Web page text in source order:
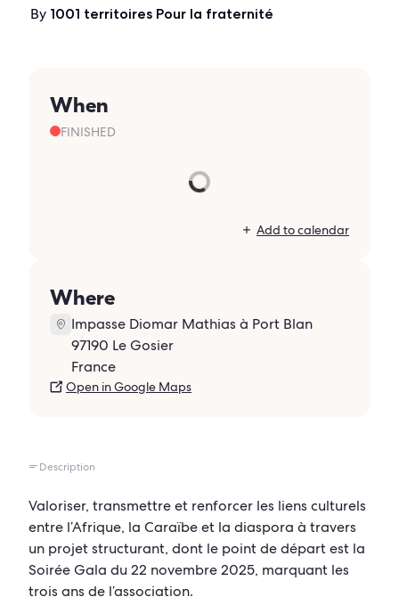
By 1001 territoires Pour la fraternité
When
FINISHED
Add to calendar
Where
Impasse Diomar Mathias à Port Blan
97190 Le Gosier
France
Open in Google Maps
Description
Valoriser, transmettre et renforcer les liens culturels
entre l’Afrique, la Caraïbe et la diaspora à travers
un projet structurant, dont le point de départ est la
Soirée Gala du 22 novembre 2025, marquant les
trois ans de l’association.